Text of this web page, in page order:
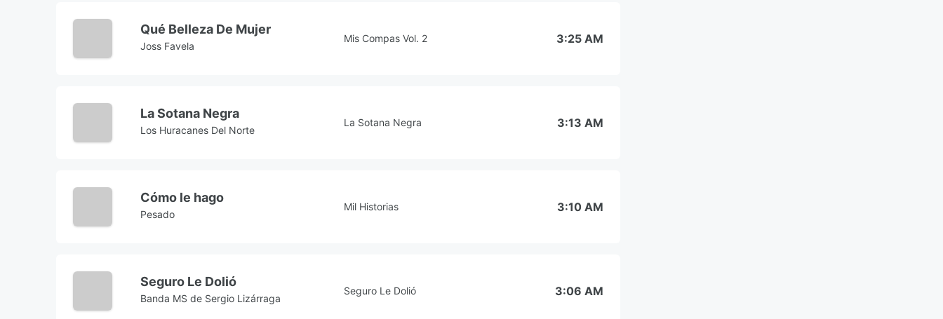
Qué Belleza De Mujer
Joss Favela
Mis Compas Vol. 2 3:25 AM
La Sotana Negra
Los Huracanes Del Norte
La Sotana Negra 3:13 AM
Cómo le hago
Pesado
Mil Historias 3:10 AM
Seguro Le Dolió
Banda MS de Sergio Lizárraga
Seguro Le Dolió 3:06 AM